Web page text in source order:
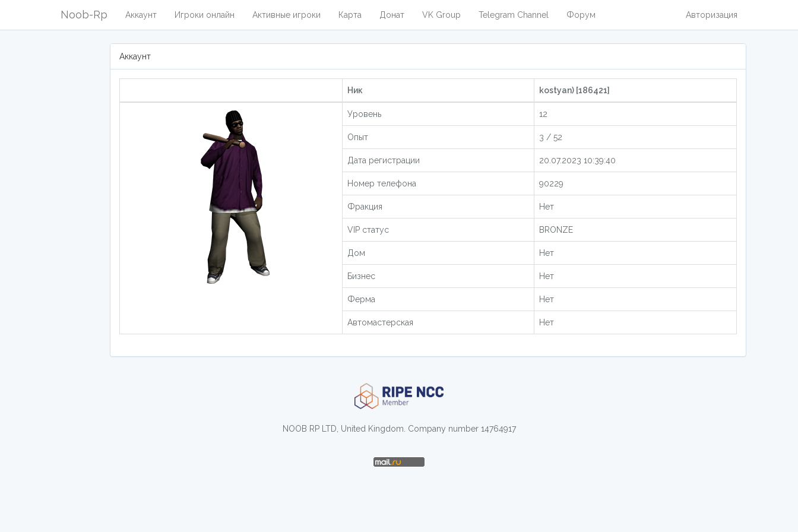
Noob-Rp Аккаунт Игроки онлайн Активные игроки Карта Донат VK Group Telegram Channel Форум Авторизация
Аккаунт
Ник kostyan) [186421]
Уровень 12
Опыт 3 / 52
Дата регистрации 20.07.2023 10:39:40
Номер телефона 90229
Фракция Нет
VIP статус BRONZE
Дом Нет
Бизнес Нет
Ферма Нет
Автомастерская Нет
NOOB RP LTD, United Kingdom. Company number 14764917